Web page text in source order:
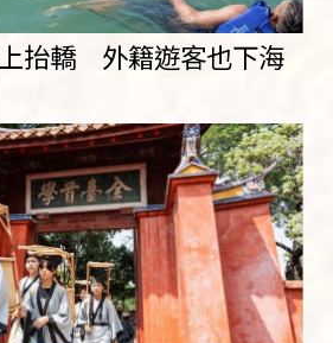
抬轎 外籍遊客也下海